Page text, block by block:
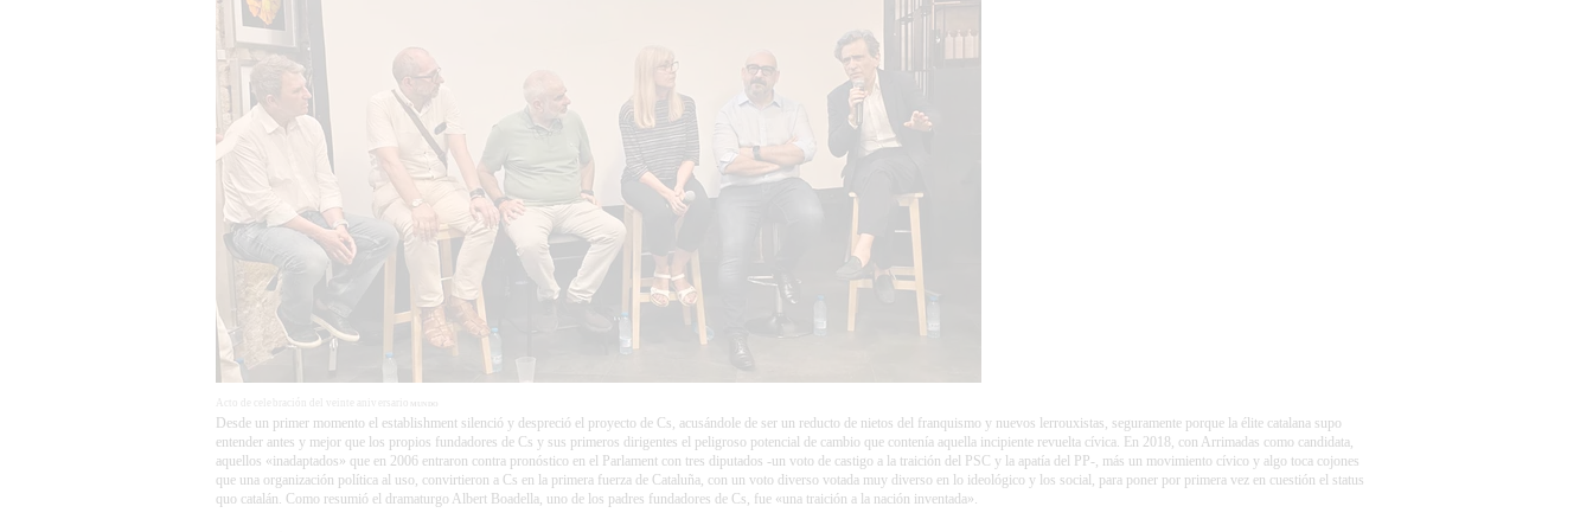
Acto de celebración del veinte aniversario MUNDO
Desde un primer momento el establishment silenció y despreció el proyecto de Cs, acusándole de ser un reducto de nietos del franquismo y nuevos lerrouxistas, seguramente porque la élite catalana supo
entender antes y mejor que los propios fundadores de Cs y sus primeros dirigentes el peligroso potencial de cambio que contenía aquella incipiente revuelta cívica. En 2018, con Arrimadas como candidata,
aquellos «inadaptados» que en 2006 entraron contra pronóstico en el Parlament con tres diputados -un voto de castigo a la traición del PSC y la apatía del PP-, más un movimiento cívico y algo toca cojones
que una organización política al uso, convirtieron a Cs en la primera fuerza de Cataluña, con un voto diverso votada muy diverso en lo ideológico y los social, para poner por primera vez en cuestión el status
quo catalán. Como resumió el dramaturgo Albert Boadella, uno de los padres fundadores de Cs, fue «una traición a la nación inventada».